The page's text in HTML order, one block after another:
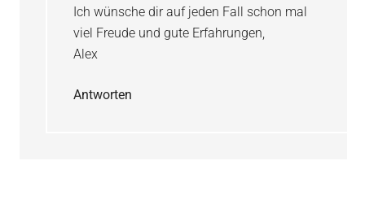
Ich wünsche dir auf jeden Fall schon mal
viel Freude und gute Erfahrungen,
Alex
Antworten